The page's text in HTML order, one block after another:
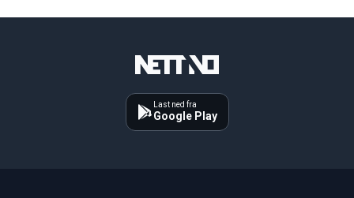
Last ned fra
Google Play